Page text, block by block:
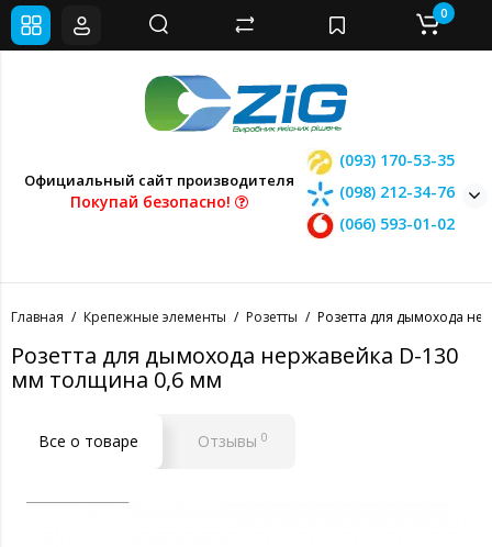
Официальный сайт производителя
Покупай безопасно!
(093) 170-53-35
(098) 212-34-76
(066) 593-01-02
0
Главная Крепежные элементы Розетты Розетта для дымохода
Розетта для дымохода нержавейка D-130
мм толщина 0,6 мм
Все о товаре Отзывы 0